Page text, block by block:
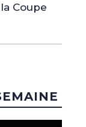
Coupe